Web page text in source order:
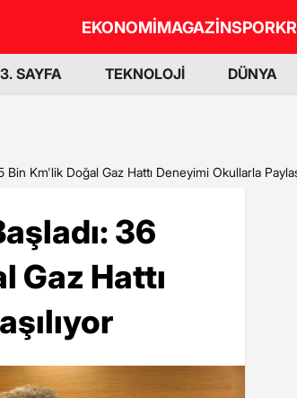
EKONOMİMAGAZİNSPOR
3. SAYFA TEKNOLOJİ DÜNYA
Km'lik Doğal Gaz Hattı Deneyimi Okullarla
36
Gaz Hattı